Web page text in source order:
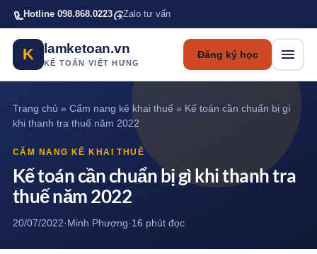
Bỏ qua tới nội dung chính
Hotline 098.868.0223 Zalo tư vấn
K lamketoan.vn
KẾ TOÁN VIỆT HƯNG
Đăng ký học
Trang chủ » Cẩm nang kê khai thuế » Kế toán cần chuẩn bị gì
khi thanh tra thuế năm 2022
CẨM NANG KÊ KHAI THUẾ
Kế toán cần chuẩn bị gì khi thanh tra
thuế năm 2022
20/07/2022·Minh Phượng·16 phút đọc